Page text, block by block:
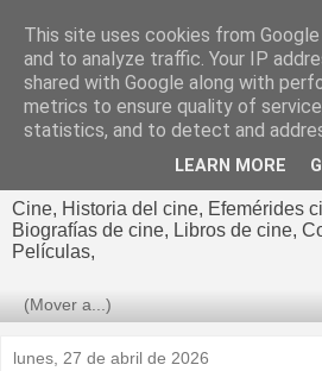
El cultural
Cine, Historia del cine, Efemérides
Biografías de cine, Libros de cine,
Películas,
lunes, 27 de abril de 2026
This site uses cookies from
and to analyze traffic. Your IP
shared with Google along with
metrics to ensure quality of
statistics, and to detect and
LEARN MORE